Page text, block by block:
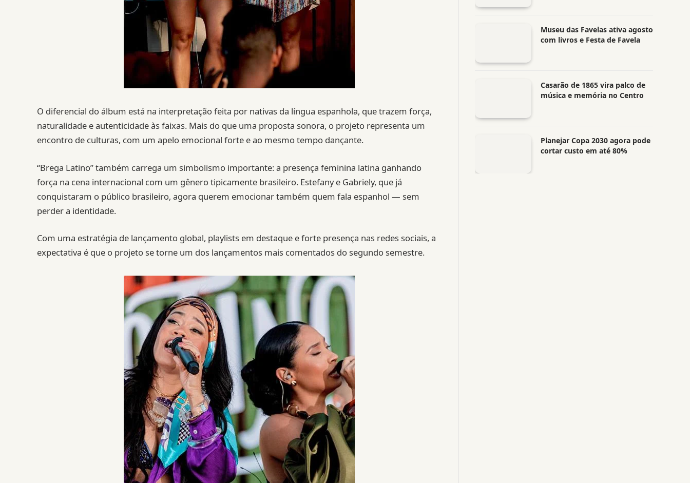
O diferencial do álbum está na interpretação feita por nativas da língua espanhola, que trazem força,
naturalidade e autenticidade às faixas. Mais do que uma proposta sonora, o projeto representa um
encontro de culturas, com um apelo emocional forte e ao mesmo tempo dançante.
“Brega Latino” também carrega um simbolismo importante: a presença feminina latina ganhando
força na cena internacional com um gênero tipicamente brasileiro. Estefany e Gabriely, que já
conquistaram o público brasileiro, agora querem emocionar também quem fala espanhol — sem
perder a identidade.
Com uma estratégia de lançamento global, playlists em destaque e forte presença nas redes sociais, a
expectativa é que o projeto se torne um dos lançamentos mais comentados do segundo semestre.
Museu das Favelas ativa agosto
com livros e Festa de Favela
Casarão de 1865 vira palco de
música e memória no Centro
Planejar Copa 2030 agora pode
cortar custo em até 80%